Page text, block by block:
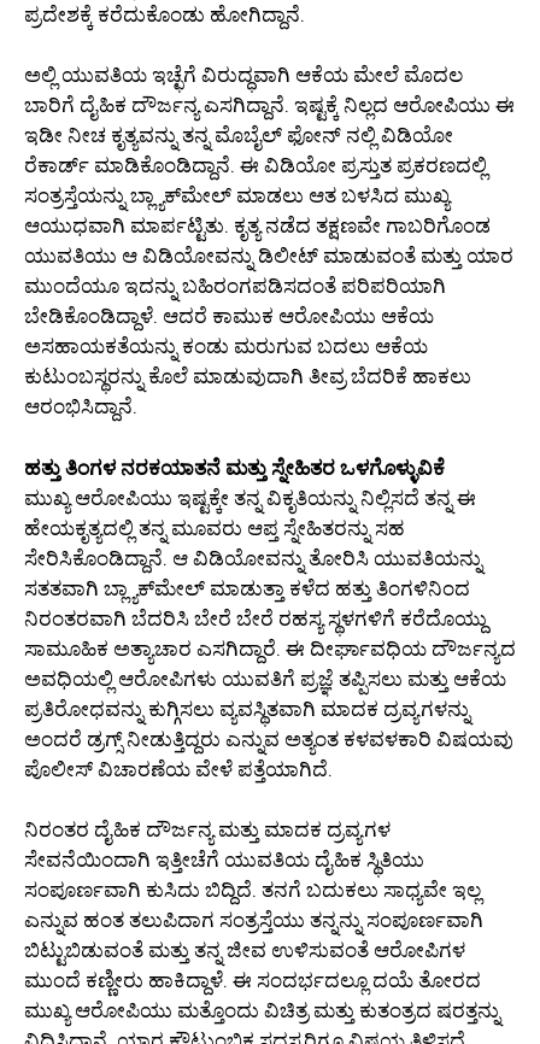
ಪ್ರದೇಶಕ್ಕೆ ಕರೆದುಕೊಂಡು ಹೋಗಿದ್ದಾನೆ.
ಅಲ್ಲಿ ಯುವತಿಯ ಇಚ್ಛೆಗೆ ವಿರುದ್ಧವಾಗಿ ಆಕೆಯ ಮೇಲೆ ಮೊದಲ
ಬಾರಿಗೆ ದೈಹಿಕ ದೌರ್ಜನ್ಯ ಎಸಗಿದ್ದಾನೆ. ಇಷ್ಟಕ್ಕೆ ನಿಲ್ಲದ ಆರೋಪಿಯು ಈ
ಇಡೀ ನೀಚ ಕೃತ್ಯವನ್ನು ತನ್ನ ಮೊಬೈಲ್ ಫೋನ್ ನಲ್ಲಿ ವಿಡಿಯೋ
ರೆಕಾರ್ಡ್ ಮಾಡಿಕೊಂಡಿದ್ದಾನೆ. ಈ ವಿಡಿಯೋ ಪ್ರಸ್ತುತ ಪ್ರಕರಣದಲ್ಲಿ
ಸಂತ್ರಸ್ತೆಯನ್ನು ಬ್ಲ್ಯಾಕ್‌ಮೇಲ್ ಮಾಡಲು ಆತ ಬಳಸಿದ ಮುಖ್ಯ
ಆಯುಧವಾಗಿ ಮಾರ್ಪಟ್ಟಿತು. ಕೃತ್ಯ ನಡೆದ ತಕ್ಷಣವೇ ಗಾಬರಿಗೊಂಡ
ಯುವತಿಯು ಆ ವಿಡಿಯೋವನ್ನು ಡಿಲೀಟ್ ಮಾಡುವಂತೆ ಮತ್ತು ಯಾರ
ಮುಂದೆಯೂ ಇದನ್ನು ಬಹಿರಂಗಪಡಿಸದಂತೆ ಪರಿಪರಿಯಾಗಿ
ಬೇಡಿಕೊಂಡಿದ್ದಾಳೆ. ಆದರೆ ಕಾಮುಕ ಆರೋಪಿಯು ಆಕೆಯ
ಅಸಹಾಯಕತೆಯನ್ನು ಕಂಡು ಮರುಗುವ ಬದಲು ಆಕೆಯ
ಕುಟುಂಬಸ್ಥರನ್ನು ಕೊಲೆ ಮಾಡುವುದಾಗಿ ತೀವ್ರ ಬೆದರಿಕೆ ಹಾಕಲು
ಆರಂಭಿಸಿದ್ದಾನೆ.
ಹತ್ತು ತಿಂಗಳ ನರಕಯಾತನೆ ಮತ್ತು ಸ್ನೇಹಿತರ ಒಳಗೊಳ್ಳುವಿಕೆ
ಮುಖ್ಯ ಆರೋಪಿಯು ಇಷ್ಟಕ್ಕೇ ತನ್ನ ವಿಕೃತಿಯನ್ನು ನಿಲ್ಲಿಸದೆ ತನ್ನ ಈ
ಹೇಯಕೃತ್ಯದಲ್ಲಿ ತನ್ನ ಮೂವರು ಆಪ್ತ ಸ್ನೇಹಿತರನ್ನು ಸಹ
ಸೇರಿಸಿಕೊಂಡಿದ್ದಾನೆ. ಆ ವಿಡಿಯೋವನ್ನು ತೋರಿಸಿ ಯುವತಿಯನ್ನು
ಸತತವಾಗಿ ಬ್ಲ್ಯಾಕ್‌ಮೇಲ್ ಮಾಡುತ್ತಾ ಕಳೆದ ಹತ್ತು ತಿಂಗಳಿನಿಂದ
ನಿರಂತರವಾಗಿ ಬೆದರಿಸಿ ಬೇರೆ ಬೇರೆ ರಹಸ್ಯ ಸ್ಥಳಗಳಿಗೆ ಕರೆದೊಯ್ದು
ಸಾಮೂಹಿಕ ಅತ್ಯಾಚಾರ ಎಸಗಿದ್ದಾರೆ. ಈ ದೀರ್ಘಾವಧಿಯ ದೌರ್ಜನ್ಯದ
ಅವಧಿಯಲ್ಲಿ ಆರೋಪಿಗಳು ಯುವತಿಗೆ ಪ್ರಜ್ಞೆ ತಪ್ಪಿಸಲು ಮತ್ತು ಆಕೆಯ
ಪ್ರತಿರೋಧವನ್ನು ಕುಗ್ಗಿಸಲು ವ್ಯವಸ್ಥಿತವಾಗಿ ಮಾದಕ ದ್ರವ್ಯಗಳನ್ನು
ಅಂದರೆ ಡ್ರಗ್ಸ್ ನೀಡುತ್ತಿದ್ದರು ಎನ್ನುವ ಅತ್ಯಂತ ಕಳವಳಕಾರಿ ವಿಷಯವು
ಪೊಲೀಸ್ ವಿಚಾರಣೆಯ ವೇಳೆ ಪತ್ತೆಯಾಗಿದೆ.
ನಿರಂತರ ದೈಹಿಕ ದೌರ್ಜನ್ಯ ಮತ್ತು ಮಾದಕ ದ್ರವ್ಯಗಳ
ಸೇವನೆಯಿಂದಾಗಿ ಇತ್ತೀಚೆಗೆ ಯುವತಿಯ ದೈಹಿಕ ಸ್ಥಿತಿಯು
ಸಂಪೂರ್ಣವಾಗಿ ಕುಸಿದು ಬಿದ್ದಿದೆ. ತನಗೆ ಬದುಕಲು ಸಾಧ್ಯವೇ ಇಲ್ಲ
ಎನ್ನುವ ಹಂತ ತಲುಪಿದಾಗ ಸಂತ್ರಸ್ತೆಯು ತನ್ನನ್ನು ಸಂಪೂರ್ಣವಾಗಿ
ಬಿಟ್ಟುಬಿಡುವಂತೆ ಮತ್ತು ತನ್ನ ಜೀವ ಉಳಿಸುವಂತೆ ಆರೋಪಿಗಳ
ಮುಂದೆ ಕಣ್ಣೀರು ಹಾಕಿದ್ದಾಳೆ. ಈ ಸಂದರ್ಭದಲ್ಲೂ ದಯೆ ತೋರದ
ಮುಖ್ಯ ಆರೋಪಿಯು ಮತ್ತೊಂದು ವಿಚಿತ್ರ ಮತ್ತು ಕುತಂತ್ರದ ಷರತ್ತನ್ನು